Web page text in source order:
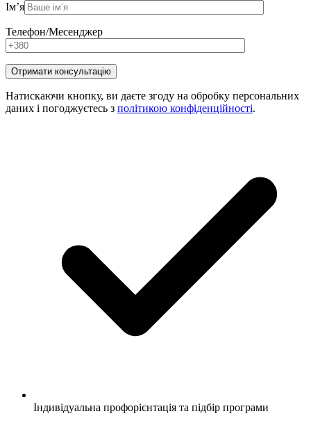
Ім’я
Телефон/Месенджер
Натискаючи кнопку, ви даєте згоду на обробку персональних
даних і погоджуєтесь з політикою конфіденційності.
Індивідуальна профорієнтація та підбір програми